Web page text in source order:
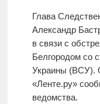
Глава
Александр
в связи с
Белгородом со
Украины (ВСУ).
«Ленте.ру»
ведомства.